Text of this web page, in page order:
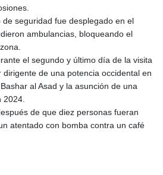
ILS 3.472762
IMP 0.856369
IQD 1512.239361
1584113.947438
ISK 142.468329
JEP 0.856369
JMD 182.981857
seguridad fue desplegado en el
ambulancias, bloqueando el
el segundo y último día de la visita
de una potencia occidental en
al Asad y la asunción de una
2024.
de que diez personas fueran
atentado con bomba contra un café